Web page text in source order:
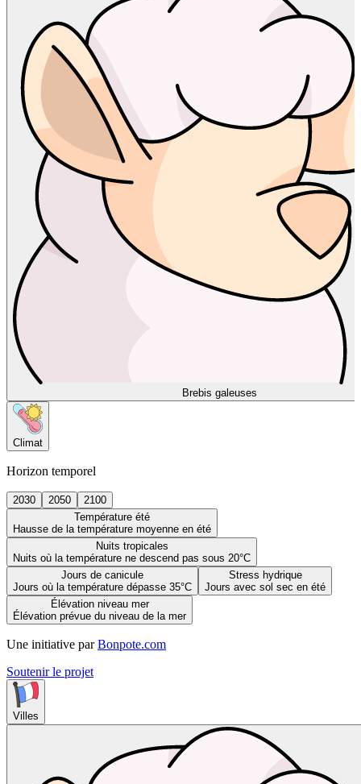
Brebis galeuses
Climat
Horizon temporel
2030 2050
2100
Température été
Hausse de la température moyenne en été
Nuits tropicales
Nuits où la température ne descend pas sous 20°C
Jours de canicule
Jours où la température dépasse 35°C
Stress hydrique
Jours avec sol sec en été
Élévation niveau mer
Élévation prévue du niveau de la mer
Une initiative par Bonpote.com
Soutenir le projet
Villes